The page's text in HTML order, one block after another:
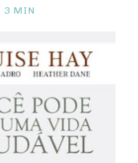
3 MIN